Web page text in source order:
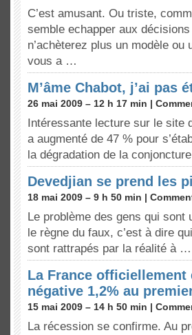
C’est amusant. Ou triste,
semble echapper aux
n’achèterez plus un modèle ou
vous a …
M’âme Chabot, j’ai pas
26 mai 2009 – 12 h 17 min |
Intéressante lecture sur le site
a augmenté de 47 % pour
la dégradation de la
Devedjian se prend les
18 mai 2009 – 9 h 50 min |
Le problème des gens qui sont
le règne du faux, c’est à dire
sont rattrapés par la réalité à …
La France officiellement
négative 1,2% au
15 mai 2009 – 14 h 50 min |
La récession se confirme. Au